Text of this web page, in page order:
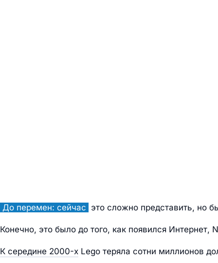
До перемен: сейчас это сложно представить, но
Конечно, это было до того, как появился
К середине 2000-х Lego теряла сотни миллионов